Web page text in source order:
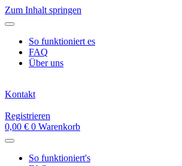
Zum Inhalt springen
So funktioniert es
FAQ
Über uns
Kontakt
Registrieren
0,00 € 0 Warenkorb
So funktioniert's